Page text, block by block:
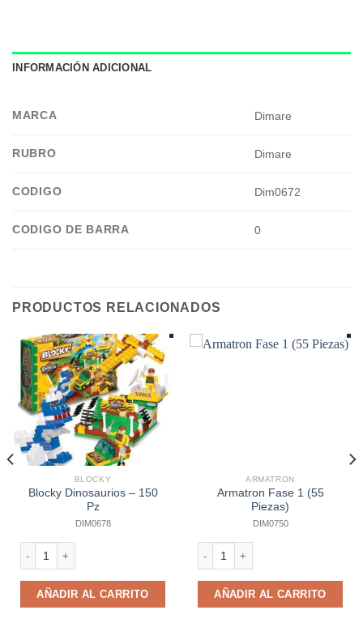
INFORMACIÓN ADICIONAL
MARCA Dimare
RUBRO Dimare
CODIGO Dim0672
CODIGO DE BARRA 0
PRODUCTOS RELACIONADOS
BLOCKY
Blocky Dinosaurios – 150
Pz
DIM0678
AÑADIR AL CARRITO
ARMATRON
Armatron Fase 1 (55
Piezas)
DIM0750
AÑADIR AL CARRITO